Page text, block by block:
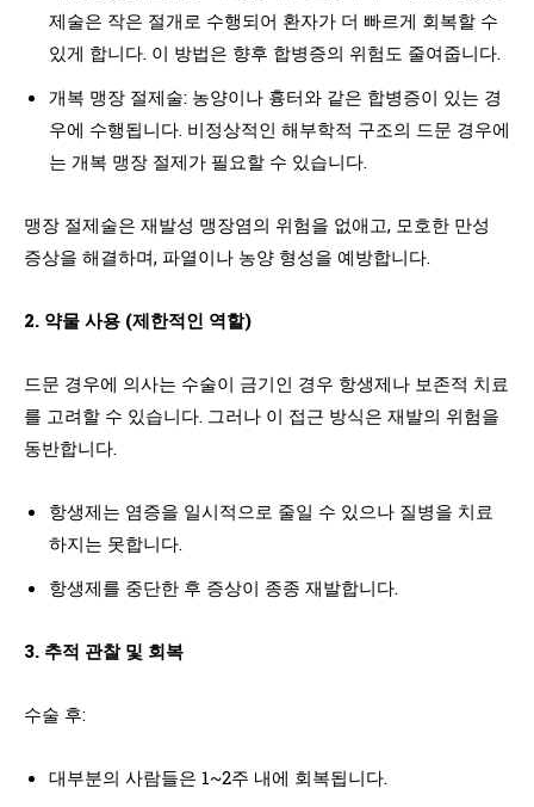
제술은 작은 절개로 수행되어 환자가 더 빠르게 회복할 수
있게 합니다. 이 방법은 향후 합병증의 위험도 줄여줍니다.
개복 맹장 절제술: 농양이나 흉터와 같은 합병증이 있는 경
우에 수행됩니다. 비정상적인 해부학적 구조의 드문 경우에
는 개복 맹장 절제가 필요할 수 있습니다.
맹장 절제술은 재발성 맹장염의 위험을 없애고, 모호한 만성
증상을 해결하며, 파열이나 농양 형성을 예방합니다.
2. 약물 사용 (제한적인 역할)
드문 경우에 의사는 수술이 금기인 경우 항생제나 보존적 치료
를 고려할 수 있습니다. 그러나 이 접근 방식은 재발의 위험을
동반합니다.
항생제는 염증을 일시적으로 줄일 수 있으나 질병을 치료
하지는 못합니다.
항생제를 중단한 후 증상이 종종 재발합니다.
3. 추적 관찰 및 회복
수술 후:
대부분의 사람들은 1~2주 내에 회복됩니다.